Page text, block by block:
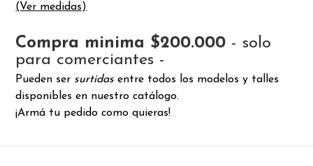
(Ver medidas)
Compra minima $200.000 - solo
para comerciantes -
Pueden ser surtidasentre todos los modelos y talles
disponibles en nuestro catálogo.
¡Armá tu pedido como quieras!